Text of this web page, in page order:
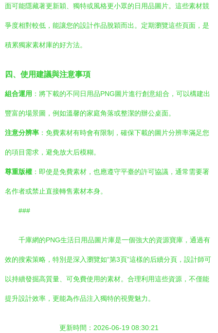
面可能隱藏著更新穎、獨特或風格更小眾的日用品圖片。這些素材競
爭度相對較低，能讓您的設計作品脫穎而出。定期瀏覽這些頁面，是
積累獨家素材庫的好方法。
四、使用建議與注意事項
組合運用 ：將下載的不同日用品PNG圖片進行創意組合，可以構建出
豐富的場景圖，例如溫馨的家庭角落或整潔的辦公桌面。
注意分辨率 ：免費素材有時會有限制，確保下載的圖片分辨率滿足您
的項目需求，避免放大后模糊。
尊重版權 ：即使是免費素材，也應遵守平臺的許可協議，通常需要署
名作者或禁止直接轉售素材本身。
###
千庫網的PNG生活日用品圖片庫是一個強大的資源寶庫，通過有
效的搜索策略，特別是深入瀏覽如“第3頁”這樣的后續分頁，設計師可
以持續發掘高質量、可免費使用的素材。合理利用這些資源，不僅能
提升設計效率，更能為作品注入獨特的視覺魅力。
更新時間：2026-06-19 08:30:21